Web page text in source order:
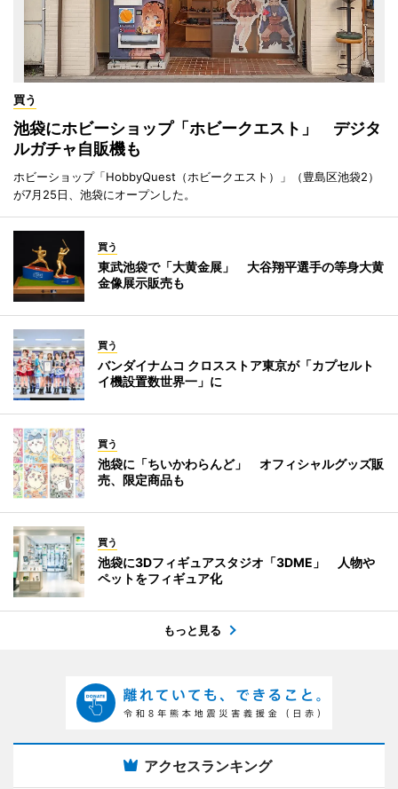
買う
池袋にホビーショップ「ホビークエスト」 デジタ
ルガチャ自販機も
ホビーショップ「HobbyQuest（ホビークエスト）」（豊島区池袋2）
が7月25日、池袋にオープンした。
買う
東武池袋で「大黄金展」 大谷翔平選手の等身大黄
金像展示販売も
買う
バンダイナムコ クロスストア東京が「カプセルト
イ機設置数世界一」に
買う
池袋に「ちいかわらんど」 オフィシャルグッズ販
売、限定商品も
買う
池袋に3Dフィギュアスタジオ「3DME」 人物や
ペットをフィギュア化
もっと見る
アクセスランキング